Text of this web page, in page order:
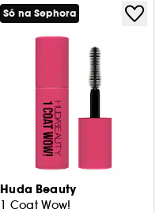
Só na Sephora
Huda Beauty
1 Coat Wow!